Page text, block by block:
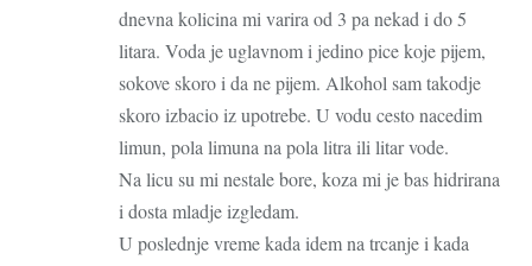
dnevna kolicina mi varira od 3 pa nekad i do 5
litara. Voda je uglavnom i jedino pice koje pijem,
sokove skoro i da ne pijem. Alkohol sam takodje
skoro izbacio iz upotrebe. U vodu cesto nacedim
limun, pola limuna na pola litra ili litar vode.
Na licu su mi nestale bore, koza mi je bas hidrirana
i dosta mladje izgledam.
U poslednje vreme kada idem na trcanje i kada